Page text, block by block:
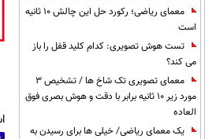
معمای ریاضی؛ رکورد حل این چالش 10 ثانیه
است
تست هوش تصویری: کدام کلید قفل را باز
می کند؟
معمای تصویری تک شاخ ها / تشخیص 3
مورد زیر 10 ثانیه برابر با دقت و هوش بصری فوق
العاده
یک معمای ریاضی/ خیلی ها برای رسیدن به